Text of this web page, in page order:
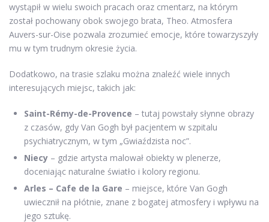
wystąpił w wielu swoich pracach oraz cmentarz, na którym
został pochowany obok swojego brata, Theo. Atmosfera
Auvers-sur-Oise pozwala zrozumieć emocje, które towarzyszyły
mu w tym trudnym okresie życia.
Dodatkowo, na trasie szlaku można znaleźć wiele innych
interesujących miejsc, takich jak:
Saint-Rémy-de-Provence – tutaj powstały słynne obrazy
z czasów, gdy Van Gogh był pacjentem w szpitalu
psychiatrycznym, w tym „Gwiaździsta noc”.
Niecy – gdzie artysta malował obiekty w plenerze,
doceniając naturalne światło i kolory regionu.
Arles – Cafe de la Gare – miejsce, które Van Gogh
uwiecznił na płótnie, znane z bogatej atmosfery i wpływu na
jego sztukę.